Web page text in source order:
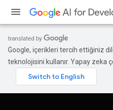
Google, içerikleri tercih ettiğiniz
teknolojisini kullanır. Yapay zeka